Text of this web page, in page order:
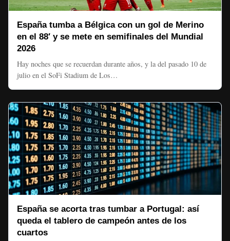
España tumba a Bélgica con un gol de Merino
en el 88′ y se mete en semifinales del Mundial
2026
Hay noches que se recuerdan durante años, y la del pasado 10 de
julio en el SoFi Stadium de Los…
España se acorta tras tumbar a Portugal: así
queda el tablero de campeón antes de los
cuartos